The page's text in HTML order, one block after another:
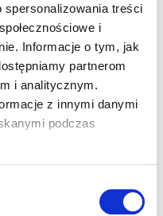
treści
i
Informacje o tym, jak
partnerom
i analitycznym.
z innymi danymi
podczas